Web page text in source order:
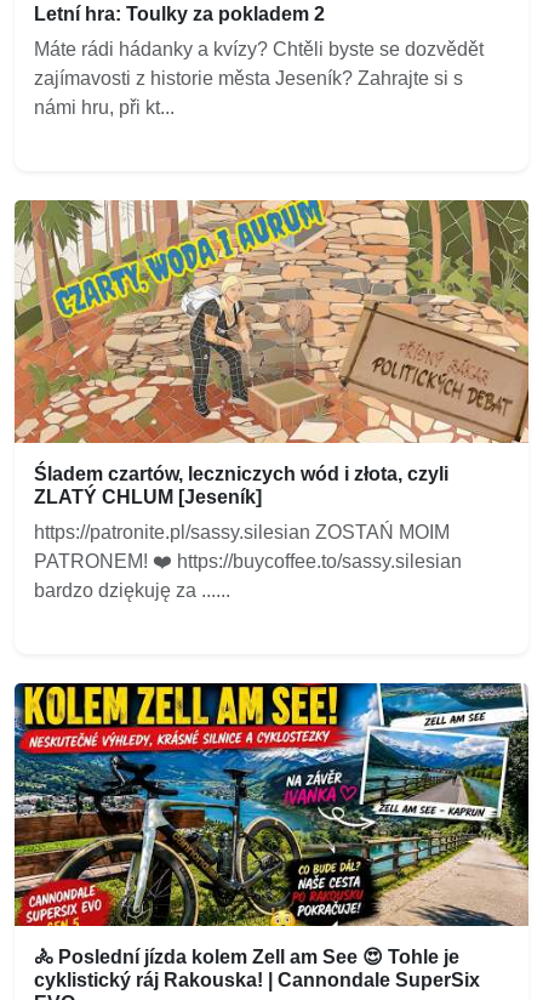
Letní hra: Toulky za pokladem 2
Máte rádi hádanky a kvízy? Chtěli byste se dozvědět
zajímavosti z historie města Jeseník? Zahrajte si s
námi hru, při kt...
Śladem czartów, leczniczych wód i złota, czyli
ZLATÝ CHLUM [Jeseník]
https://patronite.pl/sassy.silesian ZOSTAŃ MOIM
PATRONEM! ❤️ https://buycoffee.to/sassy.silesian
bardzo dziękuję za ......
🚴 Poslední jízda kolem Zell am See 😍 Tohle je
cyklistický ráj Rakouska! | Cannondale SuperSix